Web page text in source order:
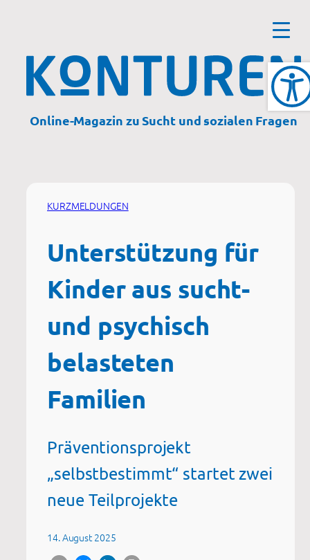
Online-Magazin zu Sucht und sozialen Fragen
KURZMELDUNGEN
Unterstützung für
Kinder aus sucht-
und psychisch
belasteten
Familien
Präventionsprojekt
„selbstbestimmt“ startet zwei
neue Teilprojekte
14. August 2025